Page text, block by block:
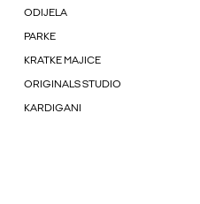
ODIJELA
PARKE
KRATKE MAJICE
ORIGINALS STUDIO
KARDIGANI